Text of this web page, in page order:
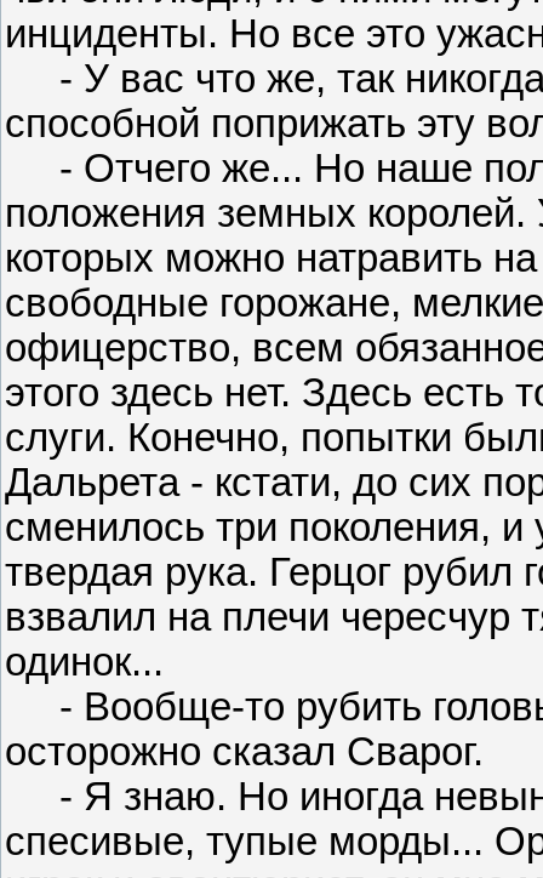
инциденты. Но все это
- У вас что же, так
способной поприжать эту
- Отчего же... Но наше
положения земных королей.
которых можно натравить
свободные горожане,
офицерство, всем
этого здесь нет. Здесь есть
слуги. Конечно, попытки
Дальрета - кстати, до сих
сменилось три поколения, и
твердая рука. Герцог рубил
взвалил на плечи
одинок...
- Вообще-то рубить
осторожно сказал Сварог.
- Я знаю. Но иногда
спесивые, тупые морды...